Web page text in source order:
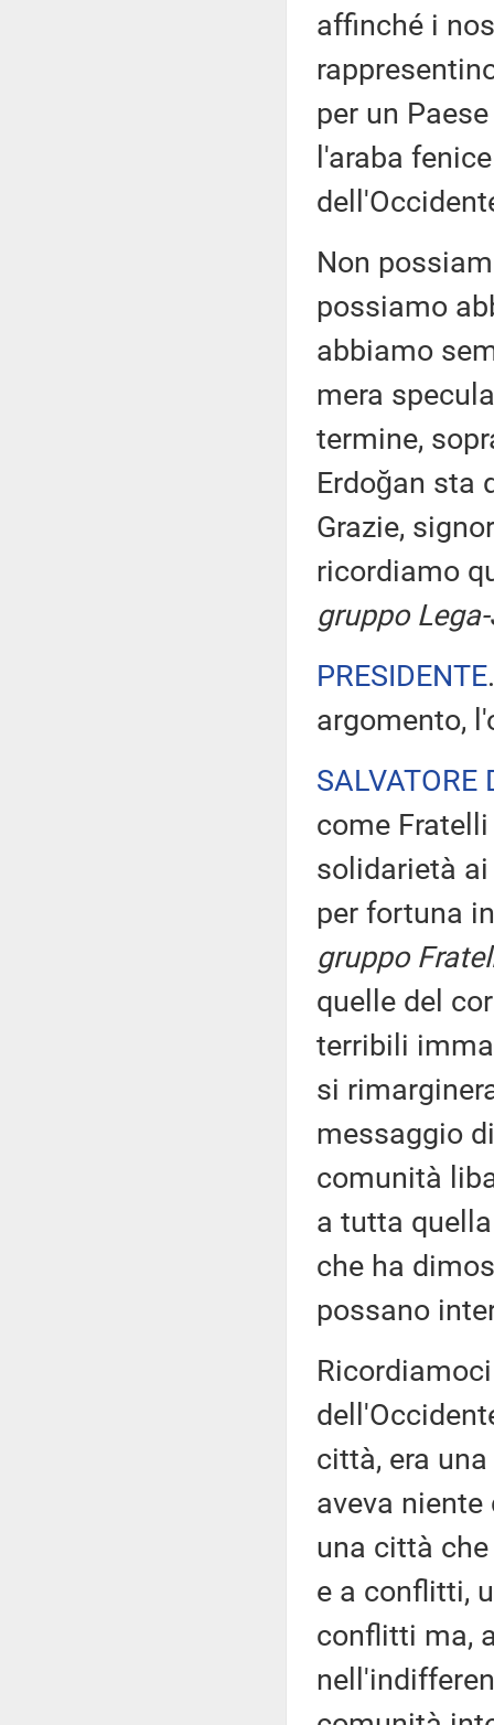
affinché i
per un
l'araba
Non
possiamo
abbiamo
mera
termine,
Erdoğan sta
Grazie,
ricordiamo
gruppo
PRESIDENTE
argomento,
SALVATORE
come
solidarietà
per fortuna
gruppo
quelle del
terribili
si
messaggio
comunità
a tutta
che ha
possano
città, era
aveva
una città
e a conflitti,
conflitti ma,